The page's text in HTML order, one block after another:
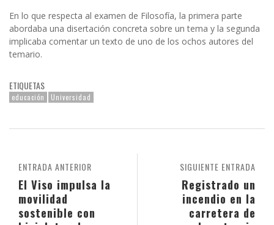
En lo que respecta al examen de Filosofía, la primera parte
abordaba una disertación concreta sobre un tema y la segunda
implicaba comentar un texto de uno de los ochos autores del
temario.
ETIQUETAS
educación Universidad
SIGUIENTE ENTRADA
Registrado un
incendio en la
carretera de
ENTRADA ANTERIOR
El Viso impulsa la
movilidad
sostenible con